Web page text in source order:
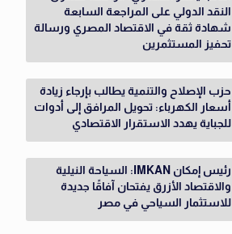
النقد الدولي على المراجعة السابعة
شهادة ثقة في الاقتصاد المصري ورسالة
تحفيز المستثمرين
حزب الإصلاح والتنمية يطالب بإرجاء زيادة
أسعار الكهرباء: تحويل المرافق إلى أدوات
للجباية يهدد الاستقرار الاقتصادي
رئيس إمكان IMKAN: السياحة النيلية
والاقتصاد الأزرق يفتحان آفاقًا جديدة
للاستثمار السياحي في مصر